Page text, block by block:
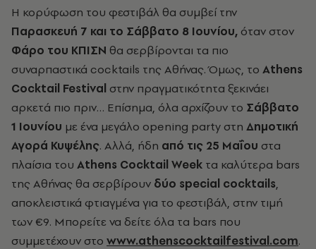
Η κορύφωση του φεστιβάλ θα συμβεί την
Παρασκευή 7 και το Σάββατο 8 Ιουνίου, όταν στον
Φάρο του ΚΠΙΣΝ θα σερβίρονται τα πιο
συναρπαστικά cocktails της Αθήνας. Όμως, το Athens
Cocktail Festival στην πραγματικότητα ξεκινάει
αρκετά πιο πριν… Επίσημα, όλα αρχίζουν το Σάββατο
1 Ιουνίου με ένα μεγάλο opening party στη Δημοτική
Αγορά Κυψέλης. Αλλά, ήδη από τις 25 Μαΐου στα
πλαίσια του Athens Cocktail Week τα καλύτερα bars
της Αθήνας θα σερβίρουν δύο special cocktails,
αποκλειστικά φτιαγμένα για το φεστιβάλ, στην τιμή
των €9. Μπορείτε να δείτε όλα τα bars που
συμμετέχουν στο www.athenscocktailfestival.com.